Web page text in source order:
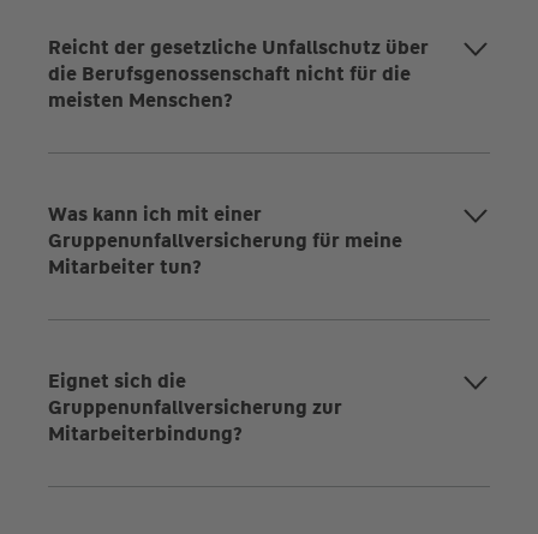
Reicht der gesetzliche Unfallschutz über
die Berufsgenossenschaft nicht für die
meisten Menschen?
Was kann ich mit einer
Gruppenunfallversicherung für meine
Mitarbeiter tun?
Eignet sich die
Gruppenunfallversicherung zur
Mitarbeiterbindung?